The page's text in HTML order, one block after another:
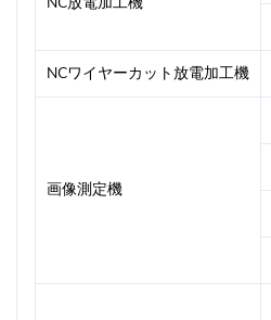
NCワイヤーカット放電加工機
画像測定機